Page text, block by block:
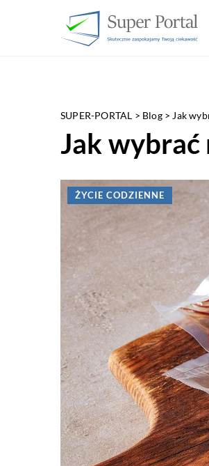
SUPER-PORTAL > Blog> Jak
Jak wybrać
ŻYCIE CODZIENNE